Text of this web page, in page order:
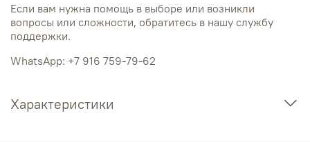
Если вам нужна помощь в выборе или возникли
вопросы или сложности, обратитесь в нашу службу
поддержки.
WhatsApp: +7 916 759-79-62
Характеристики